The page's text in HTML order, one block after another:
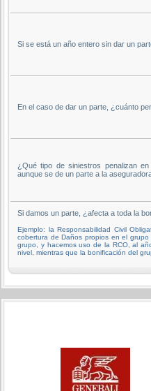
Si se está un año entero sin dar un
En el caso de dar un parte, ¿cuánto
¿Qué tipo de siniestros penalizan
aunque se de un parte a la
Si damos un parte, ¿afecta a toda la
Ejemplo: la Responsabilidad Civil
cobertura de Daños propios en el
grupo, y hacemos uso de la RCO, al
nivel, mientras que la bonificación del